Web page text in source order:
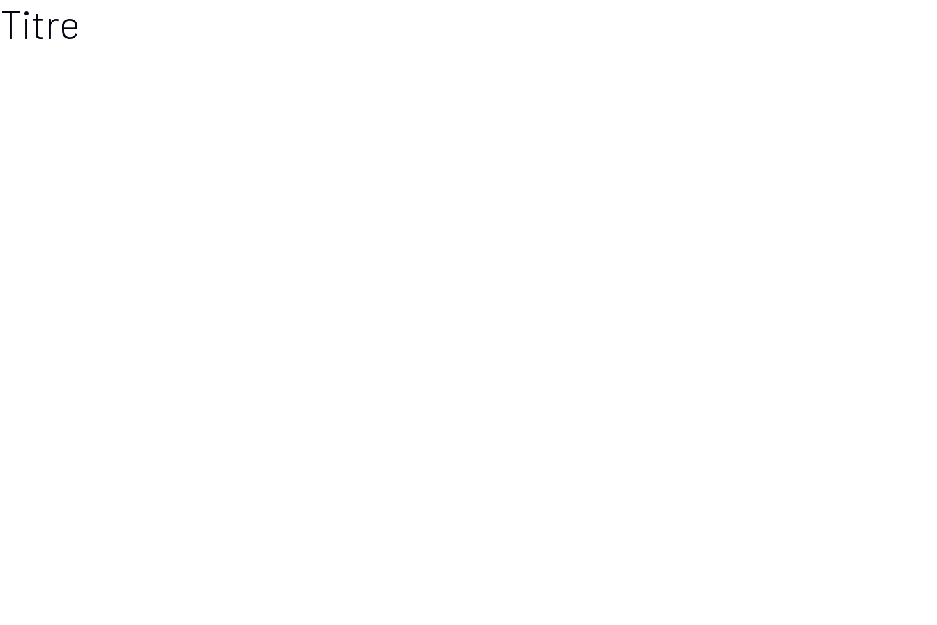
Titre